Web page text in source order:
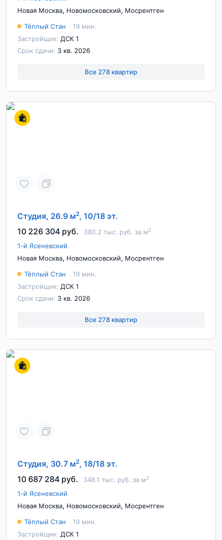
Новая Москва, Новомосковский, Мосрентген
Тёплый Стан
19 мин.
Застройщик: ДСК 1
Срок сдачи: 3 кв. 2026
Все 278 квартир
Студия, 26.9 м2, 10/18 эт.
10 226 304 руб.
380.2 тыс. руб. за м2
1-й Ясеневский
Новая Москва, Новомосковский, Мосрентген
Тёплый Стан
19 мин.
Застройщик: ДСК 1
Срок сдачи: 3 кв. 2026
Все 278 квартир
Студия, 30.7 м2, 18/18 эт.
10 687 284 руб.
348.1 тыс. руб. за м2
1-й Ясеневский
Новая Москва, Новомосковский, Мосрентген
Тёплый Стан
19 мин.
Застройщик: ДСК 1